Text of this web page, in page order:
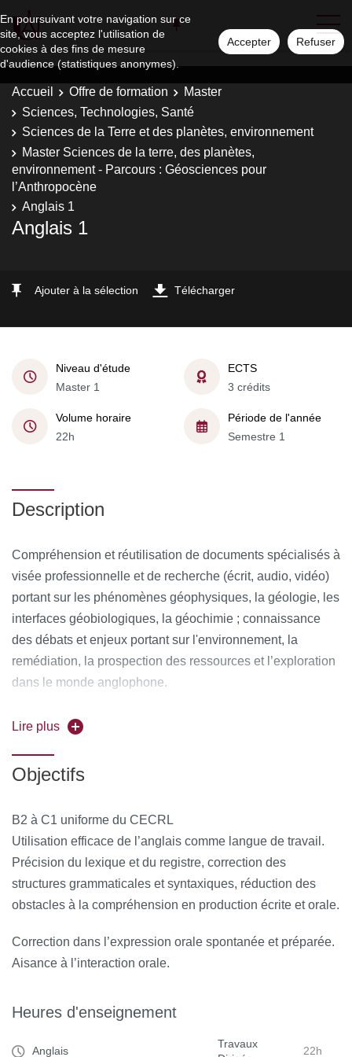
En poursuivant votre navigation sur ce
site, vous acceptez l'utilisation de
cookies à des fins de mesure
d'audience (statistiques anonymes).
Accepter Refuser
Accueil Offre de formation
Master
Sciences, Technologies, Santé
Sciences de la Terre et des planètes, environnement
Master Sciences de la terre, des planètes,
environnement - Parcours : Géosciences pour
l’Anthropocène
Anglais 1
Anglais 1
Ajouter à la sélection Télécharger
Niveau d'étude
Master 1
ECTS
3 crédits
Volume horaire
22h
Période de l'année
Semestre 1
Description
Compréhension et réutilisation de documents spécialisés à
visée professionnelle et de recherche (écrit, audio, vidéo)
portant sur les phénomènes géophysiques, la géologie, les
interfaces géobiologiques, la géochimie ; connaissance
des débats et enjeux portant sur l'environnement, la
remédiation, la prospection des ressources et l’exploration
dans le monde anglophone.
Capacité à expliciter après lecture/écoute rapide et/ou
notes en style télégraphique pour remise en forme
correcte.
Capacité à mobiliser des compétences de spécialité en
anglais. Exemples de thématiques utilisées : stockage
géologique des déchets nucléaires ; interfaces géo-
géologiques et
notion de ‘catastrophe naturelle’ . Expression orale
extraits audio
vulgariser.Mise en situation par jeux de rôle et débats
Lire plus
Objectifs
B2 à C1 uniforme du CECRL
Utilisation efficace de l’anglais comme langue de travail.
Précision du lexique et du registre, correction des
structures grammaticales et syntaxiques, réduction des
obstacles à la compréhension en production écrite et orale.
Correction dans l’expression orale spontanée et préparée.
Aisance à l’interaction orale.
Heures d'enseignement
Anglais
Travaux
22h